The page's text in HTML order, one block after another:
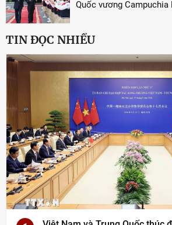
Quốc vương
TIN ĐỌC NHIỀU